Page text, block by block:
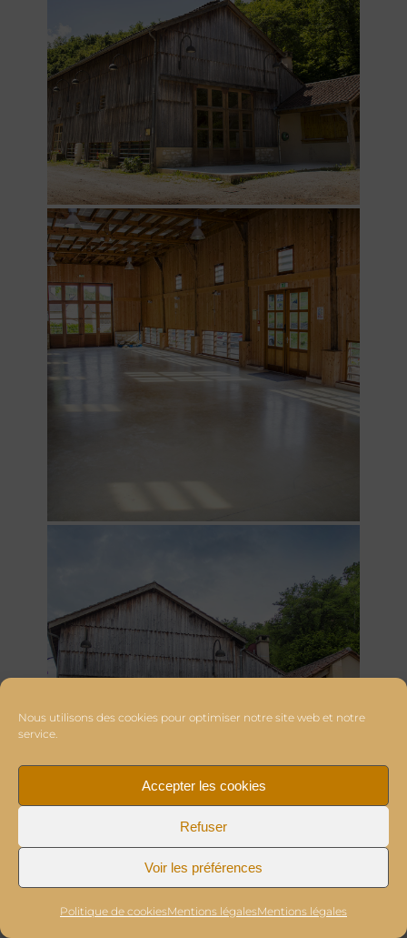
Nous utilisons des cookies pour optimiser notre site web et notre
service.
Accepter les cookies
Refuser
Voir les préférences
Politique de cookiesMentions légalesMentions légales